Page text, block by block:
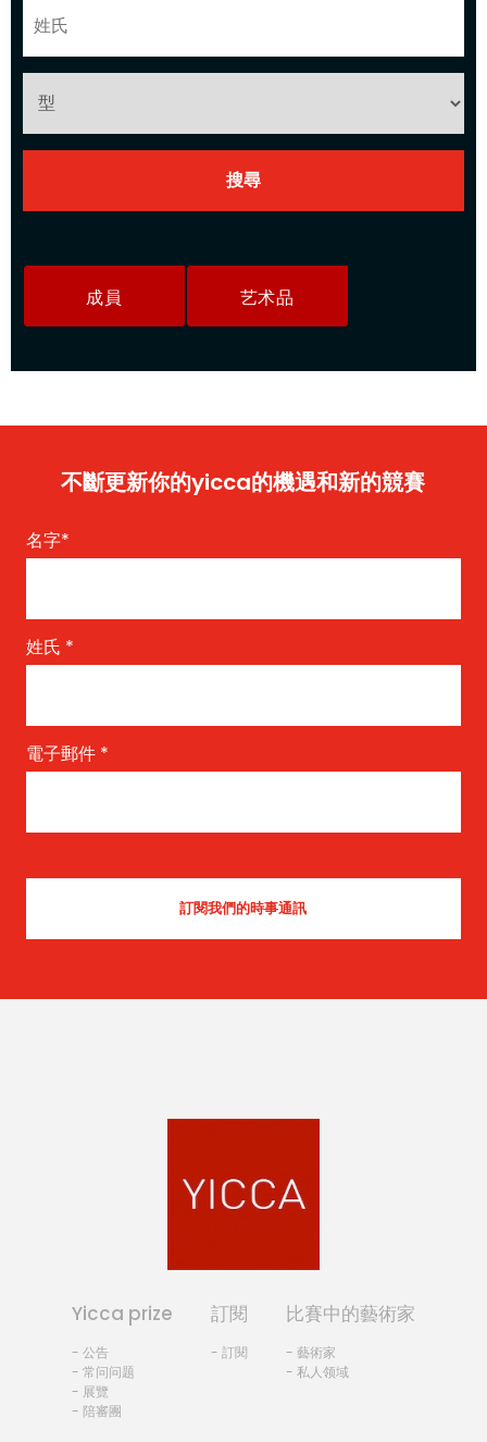
成員 艺术品
不斷更新你的yicca的機遇和新的競賽
名字*
姓氏 *
電子郵件 *
Yicca prize
- 公告
- 常问问题
- 展覽
- 陪審團
訂閱
- 訂閱
比賽中的藝術家
- 藝術家
- 私人领域